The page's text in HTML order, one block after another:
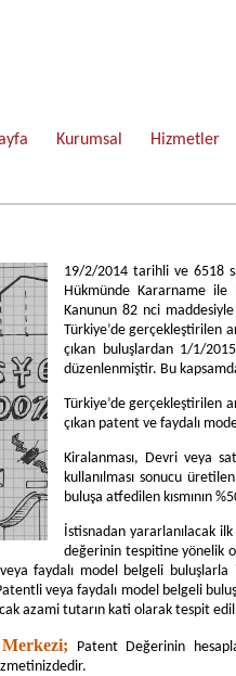
Kurumsal Hizmetler
19/2/2014 tarihli ve 6518
Hükmünde Kararname ile
Kanunun 82 nci
Türkiye’de gerçekleştirilen
çıkan buluşlardan 1/1/
düzenlenmiştir. Bu
Türkiye’de gerçekleştirilen
çıkan patent ve faydalı
Kiralanması, Devri veya
kullanılması sonucu
buluşa atfedilen kısmının
İstisnadan yararlanılacak
değerinin tespitine yönelik
faydalı model belgeli
veya faydalı model belgeli
azami tutarın kati olarak tespit
Patent Değerinin